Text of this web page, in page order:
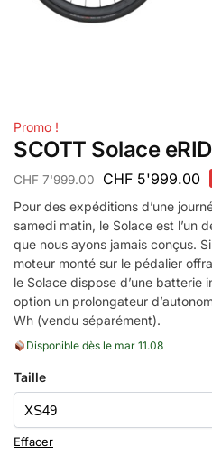
Promo !
SCOTT Solace
CHF7'999.00 CHF 5'999.00
Pour des expéditions d’une
samedi matin, le Solace est l’un
que nous ayons jamais conçus.
moteur monté sur le pédalier
le Solace dispose d’une
option un prolongateur
Wh (vendu séparément).
Disponible dès le mar 11.08
Taille
Effacer